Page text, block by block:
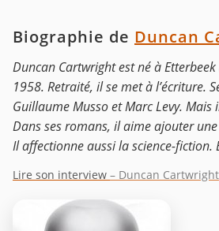
Biographie de Duncan
Duncan Cartwright est né à
1958. Retraité, il se met à l’écriture.
Guillaume Musso et Marc Levy. Mais
Dans ses romans, il aime ajouter
Il affectionne aussi la science-fiction.
Lire son interview – Duncan Cartwright